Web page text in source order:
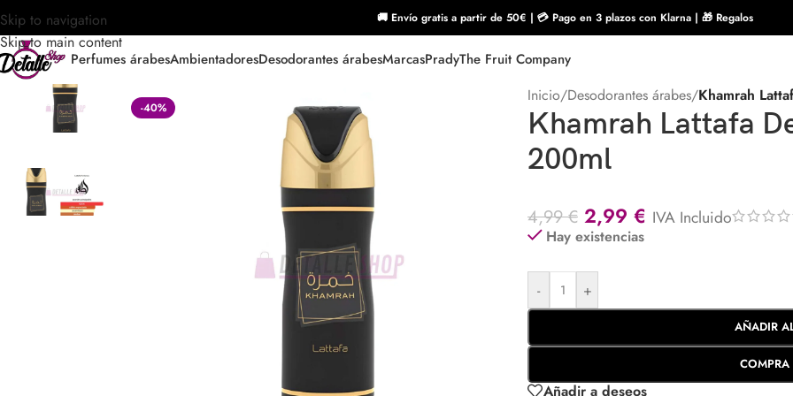
Skip to navigation
Skip to main content
🚚 Envío gratis a partir de 50€ | 💳 Pago en 3 plazos con Klarna | 🎁 Regalos
Perfumes árabesAmbientadoresDesodorantes árabesMarcasPradyThe Fruit Company
-40%
Inicio/Desodorantes árabes/Khamrah
Khamrah Lattafa
200ml
4,99€ 2,99 € IVA Incluido
Hay existencias
- +
AÑADIR
COMPRA
Añadir a deseos